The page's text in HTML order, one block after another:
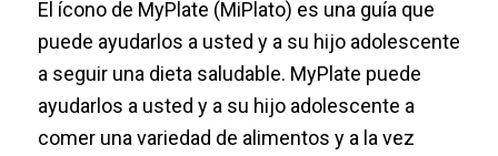
El ícono de MyPlate (MiPlato) es una guía que
puede ayudarlos a usted y a su hijo adolescente
a seguir una dieta saludable. MyPlate puede
ayudarlos a usted y a su hijo adolescente a
comer una variedad de alimentos y a la vez